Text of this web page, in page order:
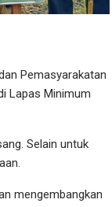
Pemasyarakatan
Lapas Minimum
Selain untuk
mengembangkan